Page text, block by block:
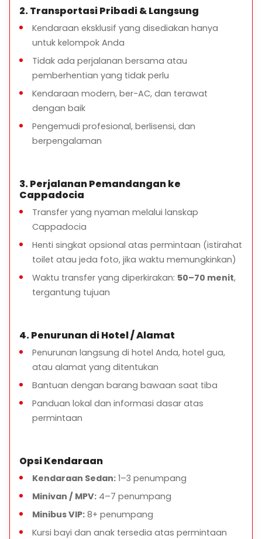
2. Transportasi Pribadi & Langsung
Kendaraan eksklusif yang disediakan hanya
untuk kelompok Anda
Tidak ada perjalanan bersama atau
pemberhentian yang tidak perlu
Kendaraan modern, ber-AC, dan terawat
dengan baik
Pengemudi profesional, berlisensi, dan
berpengalaman
3. Perjalanan Pemandangan ke
Cappadocia
Transfer yang nyaman melalui lanskap
Cappadocia
Henti singkat opsional atas permintaan (istirahat
toilet atau jeda foto, jika waktu memungkinkan)
Waktu transfer yang diperkirakan: 50–70 menit,
tergantung tujuan
4. Penurunan di Hotel / Alamat
Penurunan langsung di hotel Anda, hotel gua,
atau alamat yang ditentukan
Bantuan dengan barang bawaan saat tiba
Panduan lokal dan informasi dasar atas
permintaan
Opsi Kendaraan
Kendaraan Sedan: 1–3 penumpang
Minivan / MPV: 4–7 penumpang
Minibus VIP: 8+ penumpang
Kursi bayi dan anak tersedia atas permintaan